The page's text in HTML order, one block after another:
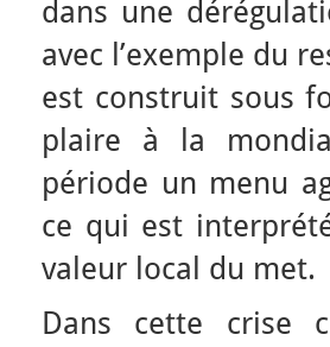
dans une
avec l’exemple du
est construit sous
plaire à la
période un menu
ce qui est
valeur local du met.
Dans cette crise